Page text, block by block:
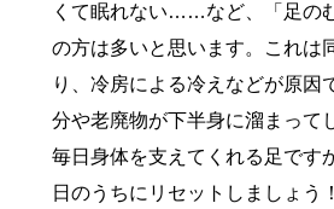
商店街
くて眠れない……など、「足の
の方は多いと思います。これは
り、冷房による冷えなどが原因
分や老廃物が下半身に溜まって
毎日身体を支えてくれる足です
日のうちにリセットしましょう